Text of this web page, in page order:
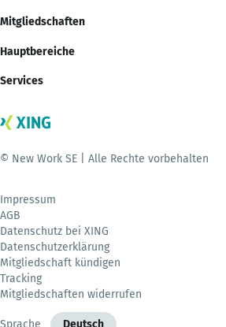
Mitgliedschaften
Hauptbereiche
Services
© New Work SE | Alle Rechte vorbehalten
Impressum
AGB
Datenschutz bei XING
Datenschutzerklärung
Mitgliedschaft kündigen
Tracking
Mitgliedschaften widerrufen